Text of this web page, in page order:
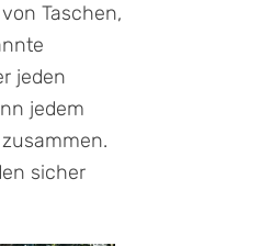
Taschen,
jeden
jedem
sicher